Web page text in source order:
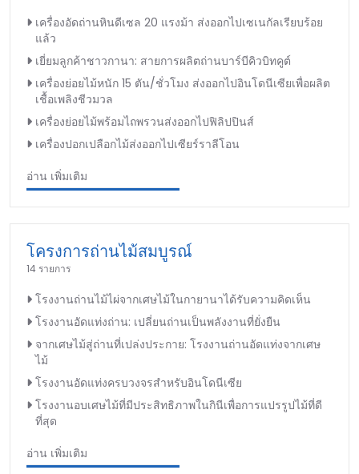
เครื่องอัดถ่านหินดีเซล 20 แรงม้า ส่งออกไปเซเนกัลเรียบร้อย
แล้ว
เยี่ยมลูกค้าชาวกานา: สายการผลิตถ่านบาร์บีคิวบิทคูต์
เครื่องย่อยไม้หนัก 15 ตัน/ชั่วโมง ส่งออกไปอินโดนีเซียเพื่อผลิต
เชื้อเพลิงชีวมวล
เครื่องย่อยไม้พร้อมไถพรวนส่งออกไปฟิลิปปินส์
เครื่องปอกเปลือกไม้ส่งออกไปเซียร์ราลีโอน
อ่าน เพิ่มเติม
โครงการถ่านไม้สมบูรณ์
14 รายการ
โรงงานถ่านไม้ไผ่จากเศษไม้ในกายานาได้รับความคิดเห็น
โรงงานอัดแท่งถ่าน: เปลี่ยนถ่านเป็นพลังงานที่ยั่งยืน
จากเศษไม้สู่ถ่านที่เปล่งประกาย: โรงงานถ่านอัดแท่งจากเศษ
ไม้
โรงงานอัดแท่งครบวงจรสำหรับอินโดนีเซีย
โรงงานอบเศษไม้ที่มีประสิทธิภาพในกินีเพื่อการแปรรูปไม้ที่ดี
ที่สุด
อ่าน เพิ่มเติม